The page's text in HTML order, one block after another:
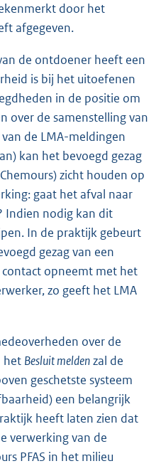
door het
afgegeven.
de ontdoener heeft een
is bij het uitoefenen
in de positie om
over de samenstelling van
de LMA-meldingen
kan het bevoegd gezag
zicht houden op
gaat het afval naar
Indien nodig kan dit
In de praktijk gebeurt
gezag van een
opneemt met het
zo geeft het LMA
over de
het Besluit meldenzal de
geschetste systeem
een belangrijk
heeft laten zien dat
verwerking van de
PFAS in het milieu